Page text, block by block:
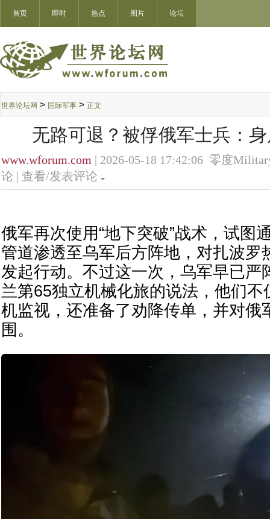
首页 即时 热点 图片 论坛
世界论坛网 > 国际军事 > 正文
无路可退？被俘俄军士兵：
www.wforum.com | 2026-05-18 17:42:06 零度
论 | 查看/发表评论
俄军再次使用“地下突破”战术，试图
管道渗透至乌军后方阵地，对扎波罗
发起行动。不过这一次，乌军早已严
兰第65独立机械化旅的说法，他们不
机监视，还准备了劝降传单，并对俄
围。